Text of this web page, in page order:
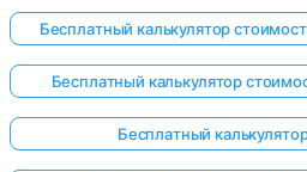
Бесплатный калькулятор
Бесплатный калькулятор
Бесплатный